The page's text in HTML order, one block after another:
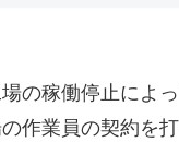
の稼働停止によ
作業員の契約を